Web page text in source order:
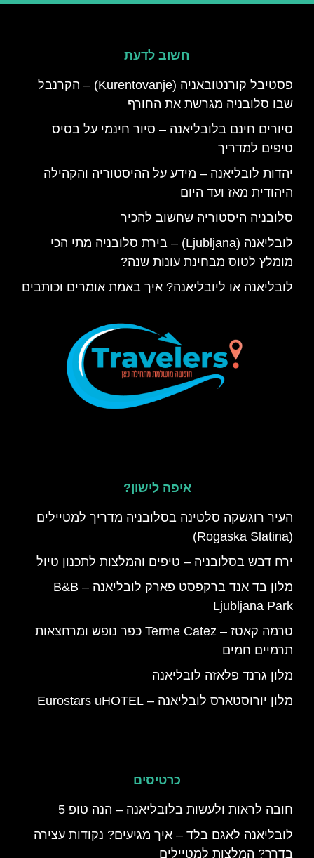
חשוב לדעת
פסטיבל קורנטובאניה (Kurentovanje) – הקרנבל
שבו סלובניה מגרשת את החורף
סיורים חינם בלובליאנה – סיור חינמי על בסיס
טיפים למדריך
יהדות לובליאנה – מידע על ההיסטוריה והקהילה
היהודית מאז ועד היום
סלובניה היסטוריה שחשוב להכיר
לובליאנה (Ljubljana) – בירת סלובניה מתי הכי
מומלץ לטוס מבחינת עונות שנה?
לובליאנה או ליובליאנה? איך באמת אומרים וכותבים
איפה לישון?
העיר רוגשקה סלטינה בסלובניה מדריך למטיילים
(Rogaska Slatina)
ירח דבש בסלובניה – טיפים והמלצות לתכנון טיול
מלון בד אנד ברקפסט פארק לובליאנה – B&B
Ljubljana Park
טרמה קאטז – Terme Catez כפר נופש ומרחצאות
תרמיים חמים
מלון גרנד פלאזה לובליאנה
מלון יורוסטארס לובליאנה – Eurostars uHOTEL
כרטיסים
חובה לראות ולעשות בלובליאנה – הנה טופ 5
לובליאנה לאגם בלד – איך מגיעים? נקודות עצירה
בדרך? המלצות למטיילים